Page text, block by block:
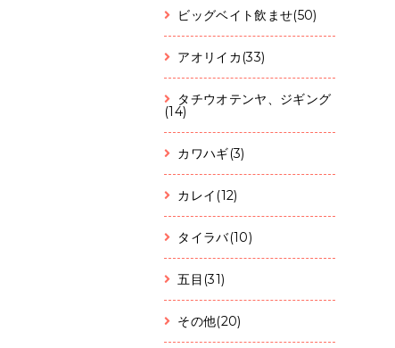
ビッグベイト飲ませ(50)
アオリイカ(33)
タチウオテンヤ、ジギング
(14)
カワハギ(3)
カレイ(12)
タイラバ(10)
五目(31)
その他(20)